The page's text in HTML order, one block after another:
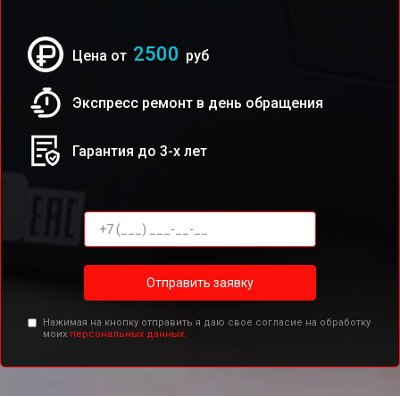
Цена от 2500 руб
Экспресс ремонт в день обращения
Гарантия до 3-х лет
Отправить заявку
Нажимая на кнопку отправить я даю свое согласие на обработку
моих персональных данных.